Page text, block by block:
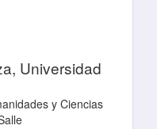
Universidad
y Ciencias